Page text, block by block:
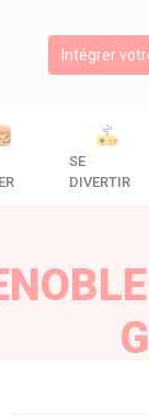
Intégrer
SE
DIVERTIR